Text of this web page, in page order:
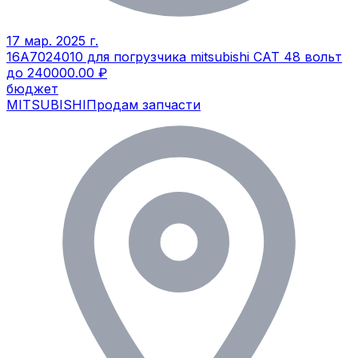
17 мар. 2025 г.
16A7024010 для погрузчика mitsubishi CAT 48 вольт
до 240000.00 ₽
бюджет
MITSUBISHIПродам запчасти